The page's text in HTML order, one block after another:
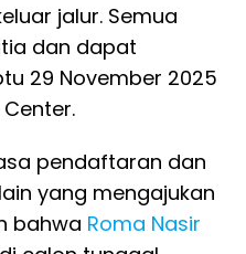
jalur. Semua
dan dapat
29 November 2025
Center.
pendaftaran dan
yang mengajukan
bahwa Roma Nasir